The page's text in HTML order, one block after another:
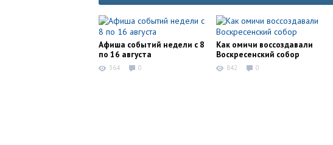
Афиша событий недели с 8
по 16 августа
364 0
Как омичи воссоздавали
Воскресенский собор
842 0